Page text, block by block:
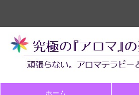
ホーム